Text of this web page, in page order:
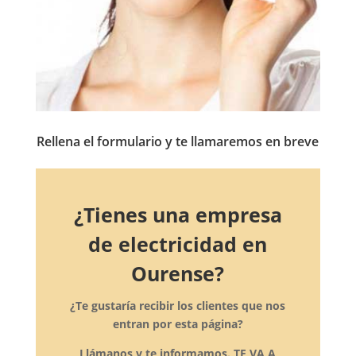
Rellena el formulario y te llamaremos en breve
¿Tienes una empresa
de electricidad en
Ourense?
¿Te gustaría recibir los clientes que nos
entran por esta página?